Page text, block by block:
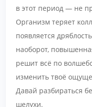
в этот период — не
Организм теряет
появляется
наоборот,
решит всё по
изменить твоё
Давай разбираться
шелухи.